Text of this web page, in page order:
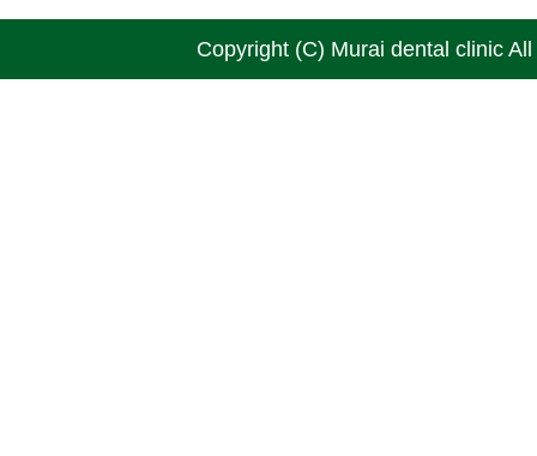
Copyright (C) Murai dental clinic